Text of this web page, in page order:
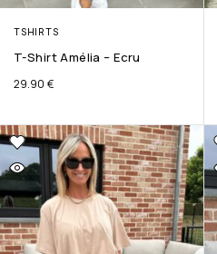
TSHIRTS
T-Shirt Amélia – Ecru
29.90 €